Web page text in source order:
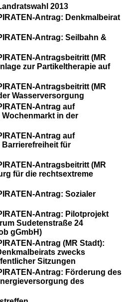
2013
Antrag: Denkmalbeirat
Antrag: Seilbahn &
Antragsbeitritt (MR
zur Partikeltherapie auf
Antragsbeitritt (MR
Wasserversorgung
Antrag auf
in der
Antrag auf
Barrierefreiheit für
Antragsbeitritt (MR
für die rechtsextreme
Antrag: Sozialer
Antrag: Pilotprojekt
Sudetenstraße 24
gGmbH)
Antrag (MR Stadt):
zwecks
Sitzungen
Antrag: Förderung des
des